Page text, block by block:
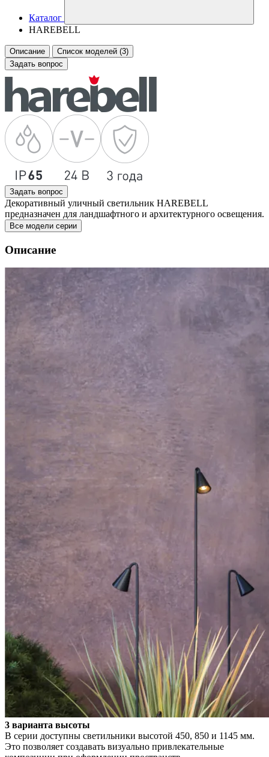
Каталог
HAREBELL
Описание
Список моделей (3)
Задать вопрос
Задать вопрос
Декоративный уличный светильник HAREBELL
предназначен для ландшафтного и архитектурного освещения.
Все модели серии
Описание
3 варианта высоты
В серии доступны светильники высотой 450, 850 и 1145 мм.
Это позволяет создавать визуально привлекательные